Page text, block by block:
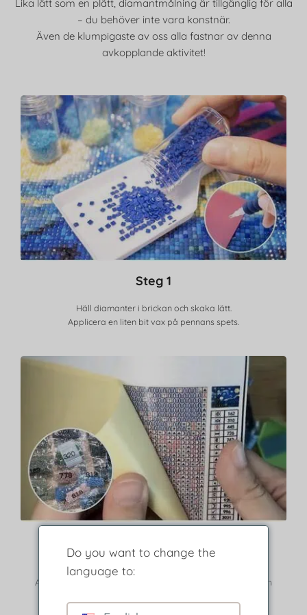
Lika lätt som en plätt, diamantmålning är tillgänglig för alla
– du behöver inte vara konstnär.
Även de klumpigaste av oss alla fastnar av denna
avkopplande aktivitet!
Steg 1
Häll diamanter i brickan och skaka lätt.
Applicera en liten bit vax på pennans spets.
Ta bort skyddsskiktet.
Använd legenden för att hitta borrar som matchar färg och
Do you want to change the
language to: